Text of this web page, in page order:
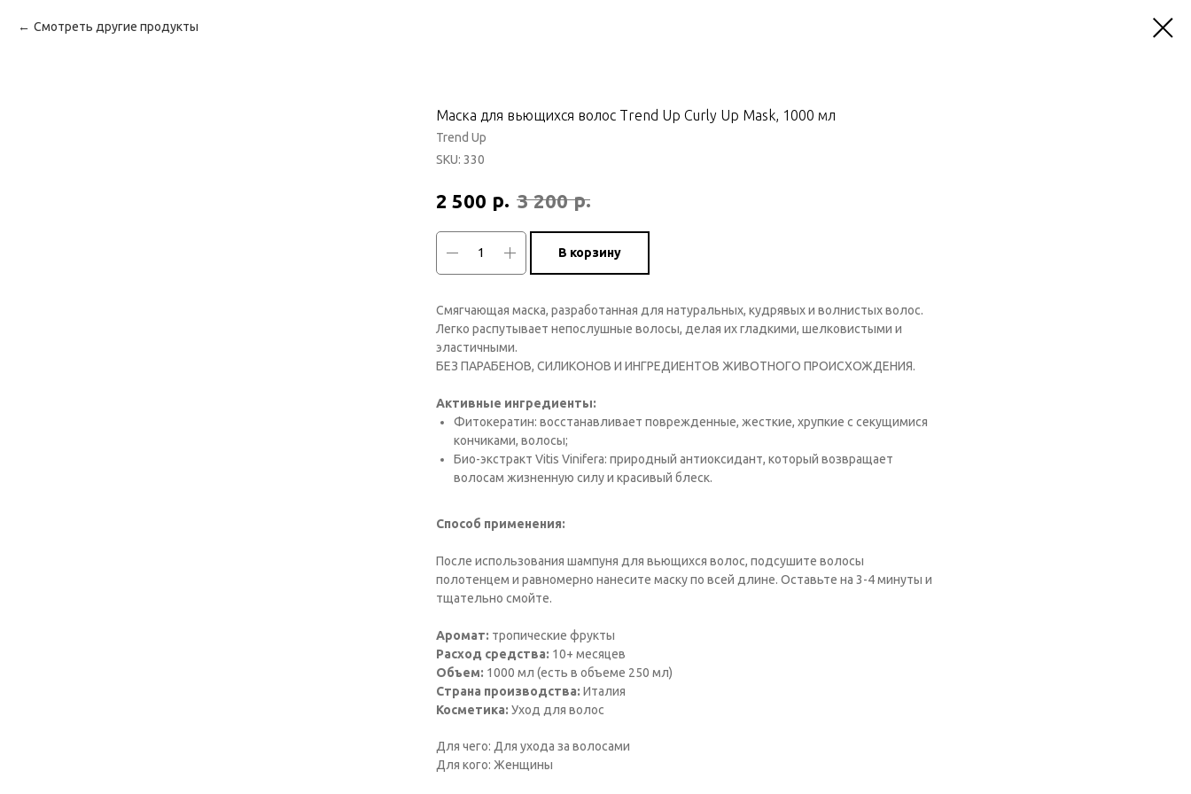
Смотреть другие продукты
Маска для вьющихся волос Trend Up Curly Up Mask, 1000 мл
Trend Up
SKU: 330
2 500 р. 3 200 р.
В корзину
Смягчающая маска, разработанная для натуральных, кудрявых и волнистых волос.
Легко распутывает непослушные волосы, делая их гладкими, шелковистыми и
эластичными.
БЕЗ ПАРАБЕНОВ, СИЛИКОНОВ И ИНГРЕДИЕНТОВ ЖИВОТНОГО ПРОИСХОЖДЕНИЯ.
Активные ингредиенты:
Фитокератин: восстанавливает поврежденные, жесткие, хрупкие с секущимися
кончиками, волосы;
Био-экстракт Vitis Vinifera: природный антиоксидант, который возвращает
волосам жизненную силу и красивый блеск.
Способ применения:
После использования шампуня для вьющихся волос, подсушите волосы
полотенцем и равномерно нанесите маску по всей длине. Оставьте на 3-4 минуты и
тщательно смойте.
Аромат: тропические фрукты
Расход средства: 10+ месяцев
Объем: 1000 мл (есть в объеме 250 мл)
Страна производства: Италия
Косметика: Уход для волос
Для чего: Для ухода за волосами
Для кого: Женщины